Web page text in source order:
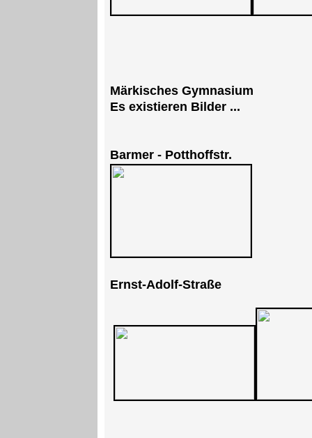
Märkisches Gymnasium
Es existieren Bilder ...
Barmer - Potthoffstr.
Ernst-Adolf-Straße